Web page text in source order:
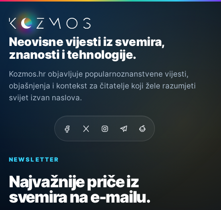
Podnožje stranice
Neovisne vijesti iz svemira,
znanosti i tehnologije.
Kozmos.hr objavljuje popularnoznanstvene vijesti,
objašnjenja i kontekst za čitatelje koji žele razumjeti
svijet izvan naslova.
NEWSLETTER
Najvažnije priče iz
svemira na e-mailu.